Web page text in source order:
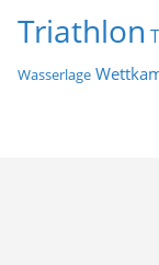
Triathlon
Wasserlage